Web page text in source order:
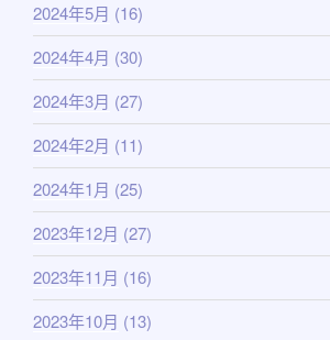
2024年5月 (16)
2024年4月 (30)
2024年3月 (27)
2024年2月 (11)
2024年1月 (25)
2023年12月 (27)
2023年11月 (16)
2023年10月 (13)